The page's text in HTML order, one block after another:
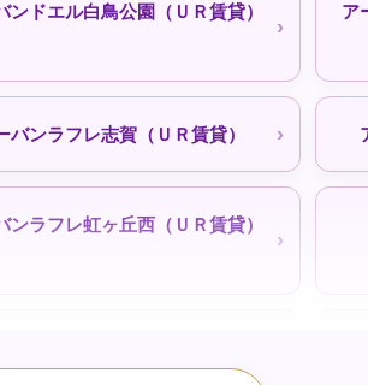
（空きなし待機予約受付中）
ンドエル白鳥公園（ＵＲ賃貸）
ア
バンラフレ志賀（ＵＲ賃貸）
ンラフレ虹ヶ丘西（ＵＲ賃貸）